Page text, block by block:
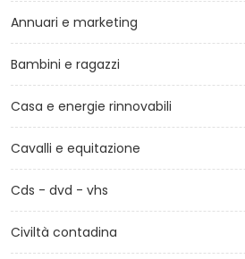
Annuari e marketing
Bambini e ragazzi
Casa e energie rinnovabili
Cavalli e equitazione
Cds - dvd - vhs
Civiltà contadina